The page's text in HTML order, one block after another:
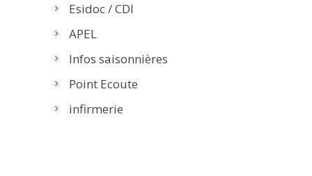
Esidoc / CDI
APEL
Infos saisonnières
Point Ecoute
infirmerie